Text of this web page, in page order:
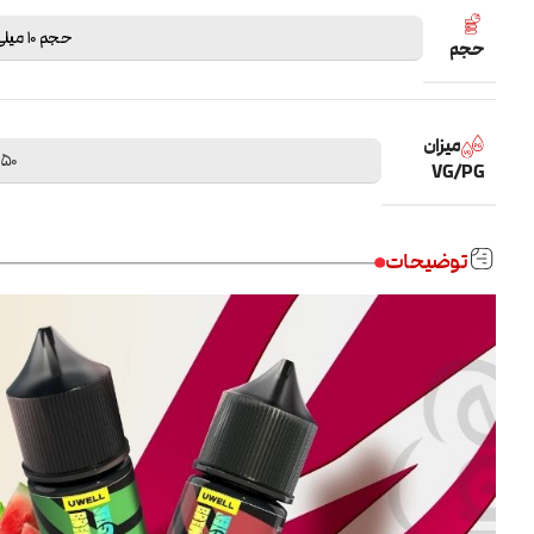
حجم حجم 10 میلی لیتر
میزان
VG/PG
50 / 50
توضیحات